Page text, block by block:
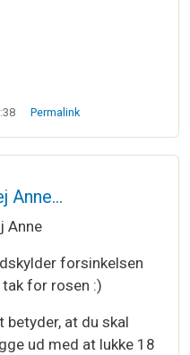
Permalink
afAstrid
Anne…
Anne
forsinkelsen
for rosen :)
betyder, at du skal
ud med at lukke 18